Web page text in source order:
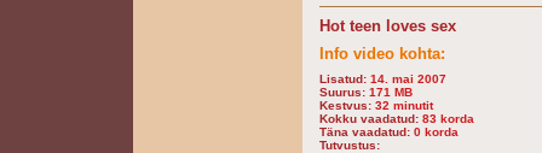
Hot teen loves sex
Info video kohta:
Lisatud: 14. mai 2007
Suurus: 171 MB
Kestvus: 32 minutit
Kokku vaadatud: 83 korda
Täna vaadatud: 0 korda
Tutvustus: